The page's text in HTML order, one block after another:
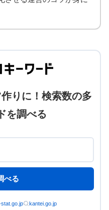
りに！検索数の多
を調べる
べる
stat.go.jp
kantei.go.jp